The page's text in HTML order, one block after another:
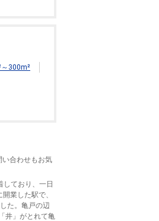
300m²
い合わせもお気
ており、一日
業した駅で、
た。亀戸の辺
井」がとれて亀